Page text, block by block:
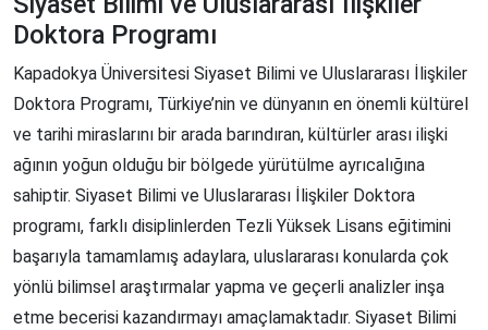
Doktora Programı
Kapadokya Üniversitesi Siyaset Bilimi ve Uluslararası İlişkiler
Doktora Programı, Türkiye’nin ve dünyanın en önemli kültürel
ve tarihi miraslarını bir arada barındıran, kültürler arası ilişki
ağının yoğun olduğu bir bölgede yürütülme ayrıcalığına
sahiptir. Siyaset Bilimi ve Uluslararası İlişkiler Doktora
programı, farklı disiplinlerden Tezli Yüksek Lisans eğitimini
başarıyla tamamlamış adaylara, uluslararası konularda çok
yönlü bilimsel araştırmalar yapma ve geçerli analizler inşa
etme becerisi kazandırmayı amaçlamaktadır. Siyaset Bilimi